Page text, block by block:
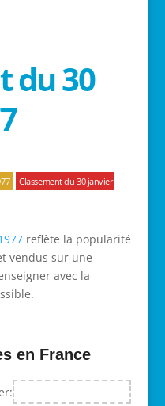
du 30
Classement du 30 janvier
reflète la popularité
vendus sur une
avec la
en France